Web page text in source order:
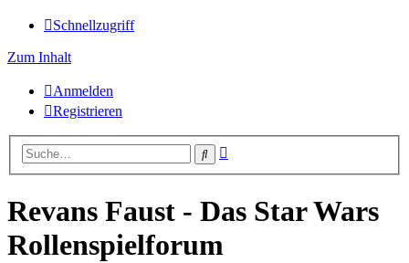
Schnellzugriff
Zum Inhalt
Anmelden
Registrieren
Suche
Revans Faust - Das Star Wars
Rollenspielforum